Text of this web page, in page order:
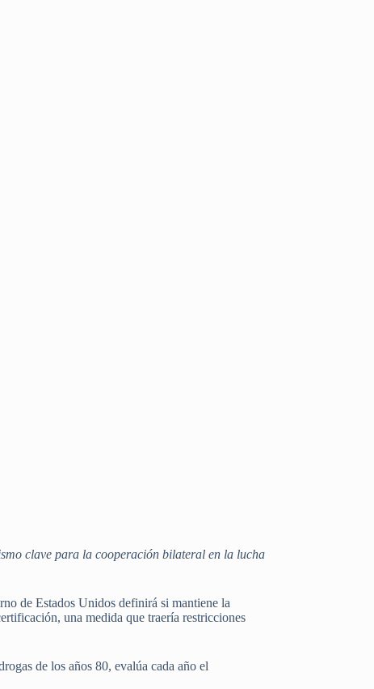
clave para la cooperación bilateral en la lucha
de Estados Unidos definirá si mantiene la
una medida que traería restricciones
de los años 80, evalúa cada año el